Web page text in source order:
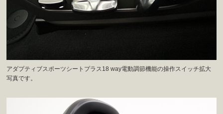
アダプティブスポーツシートプラス18 way電動調節機能の操作スイッチ拡大
写真です。